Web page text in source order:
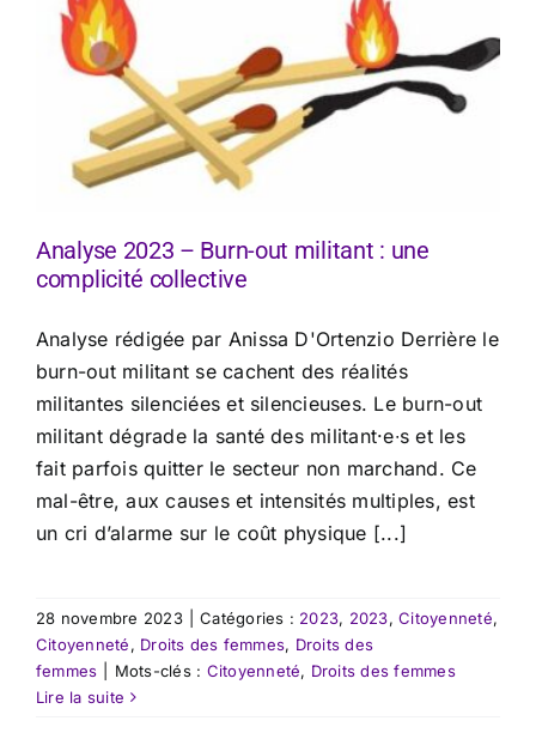
Analyse 2023 – Burn-out militant : une
complicité collective
Analyse rédigée par Anissa D'Ortenzio Derrière le
burn-out militant se cachent des réalités
militantes silenciées et silencieuses. Le burn-out
militant dégrade la santé des militant·e∙s et les
fait parfois quitter le secteur non marchand. Ce
mal-être, aux causes et intensités multiples, est
un cri d’alarme sur le coût physique [...]
28 novembre 2023 Catégories : 2023, 2023,Citoyenneté,
Citoyenneté, Droits des femmes, Droits des
femmes
Mots-clés : Citoyenneté, Droits des femmes
Lire la suite